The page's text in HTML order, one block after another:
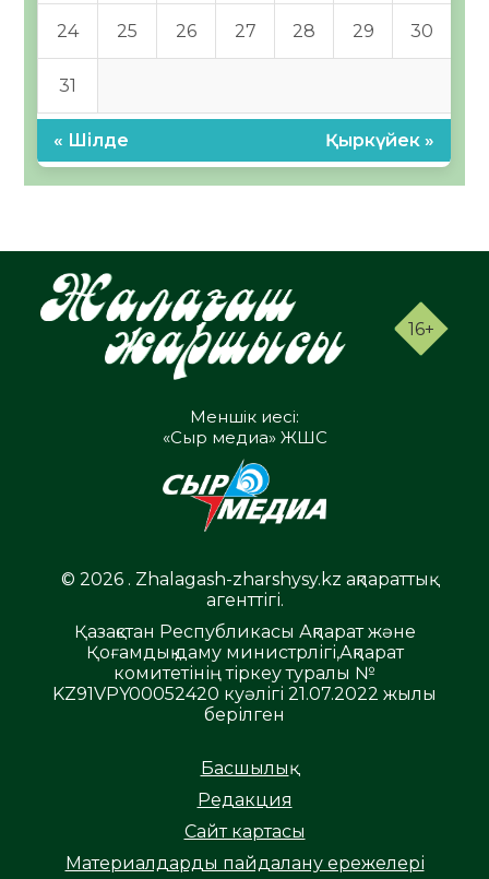
24 25 26 27 28 29 30
31
« Шілде Қыркүйек »
16+
Меншік иесі:
«Сыр медиа» ЖШС
© 2026 . Zhalagash-zharshysy.kz ақпараттық
агенттігі.
Қазақстан Республикасы Ақпарат және
Қоғамдық даму министрлігі,Ақпарат
комитетінің тіркеу туралы №
KZ91VPY00052420 куәлігі 21.07.2022 жылы
берілген
Басшылық
Редакция
Сайт картасы
Материалдарды пайдалану ережелері